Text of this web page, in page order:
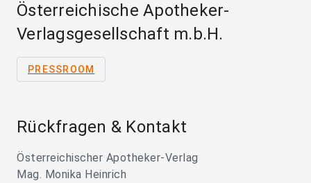
Österreichische Apotheker-
Verlagsgesellschaft m.b.H.
PRESSROOM
Rückfragen & Kontakt
Österreichischer Apotheker-Verlag
Mag. Monika Heinrich